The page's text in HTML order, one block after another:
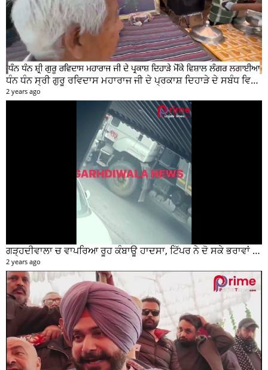
ਧੰਨ ਧੰਨ ਸ੍ਰੀ ਗੁਰੂ ਰਵਿਦਾਸ ਮਹਾਰਾਜ ਜੀ ਦੇ ਪ੍ਰਕਾਸ਼ ਦਿਹਾੜੇ ਦੇ ਸਬੰਧ ਵਿਚ ਮੇਨ ਰੋੜ ਵਿਖੇ ਲਾਗਾਇਆ ਵਿਸ਼ਾਲ ਲੰਗਰ
2 years ago
ਗੜ੍ਹਦੀਵਾਲਾ ਚ ਵਾਪਰਿਆ ਰੂਹ ਕੰਬਾਊ ਹਾਦਸਾ, ਟਿੱਪਰ ਨੇ ਦੋ ਸਕੇ ਭਰਾਵਾਂ ਨੂੰ ਕੁਚਲਿਆ, ਸੀਸੀਟੀਵੀ ਫੁਟੇਜ ਵੀ ਆਈ ਸਾਹਮਣੇ
2 years ago